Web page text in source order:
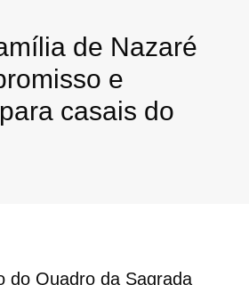
de Nazaré
e
casais do
do Quadro da Sagrada